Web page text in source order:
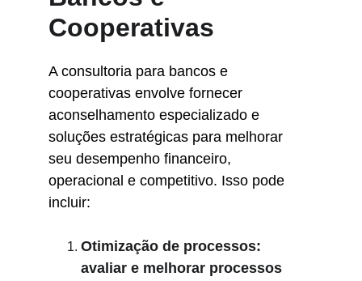
Cooperativas
A consultoria para bancos e
cooperativas envolve fornecer
aconselhamento especializado e
soluções estratégicas para melhorar
seu desempenho financeiro,
operacional e competitivo. Isso pode
incluir:
Otimização de processos:
avaliar e melhorar processos